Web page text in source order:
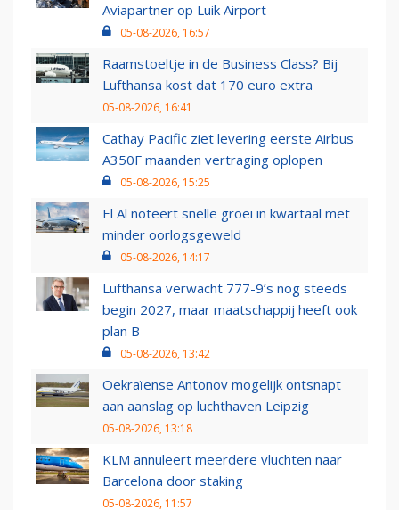
Aviapartner op Luik Airport
05-08-2026, 16:57
Raamstoeltje in de Business Class? Bij
Lufthansa kost dat 170 euro extra
05-08-2026, 16:41
Cathay Pacific ziet levering eerste Airbus
A350F maanden vertraging oplopen
05-08-2026, 15:25
El Al noteert snelle groei in kwartaal met
minder oorlogsgeweld
05-08-2026, 14:17
Lufthansa verwacht 777-9’s nog steeds
begin 2027, maar maatschappij heeft ook
plan B
05-08-2026, 13:42
Oekraïense Antonov mogelijk ontsnapt
aan aanslag op luchthaven Leipzig
05-08-2026, 13:18
KLM annuleert meerdere vluchten naar
Barcelona door staking
05-08-2026, 11:57